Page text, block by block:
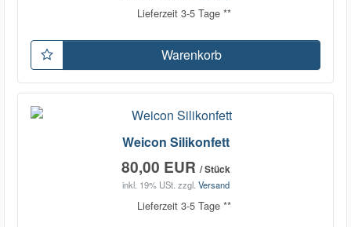
Lieferzeit 3-5 Tage **
Warenkorb
Weicon Silikonfett
80,00 EUR / Stück
inkl. 19% USt. zzgl. Versand
Lieferzeit 3-5 Tage **